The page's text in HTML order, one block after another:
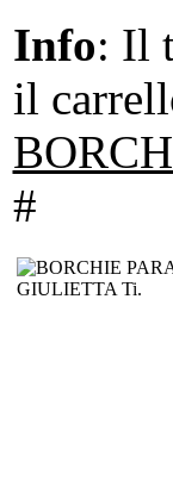
Info: Il
il
#